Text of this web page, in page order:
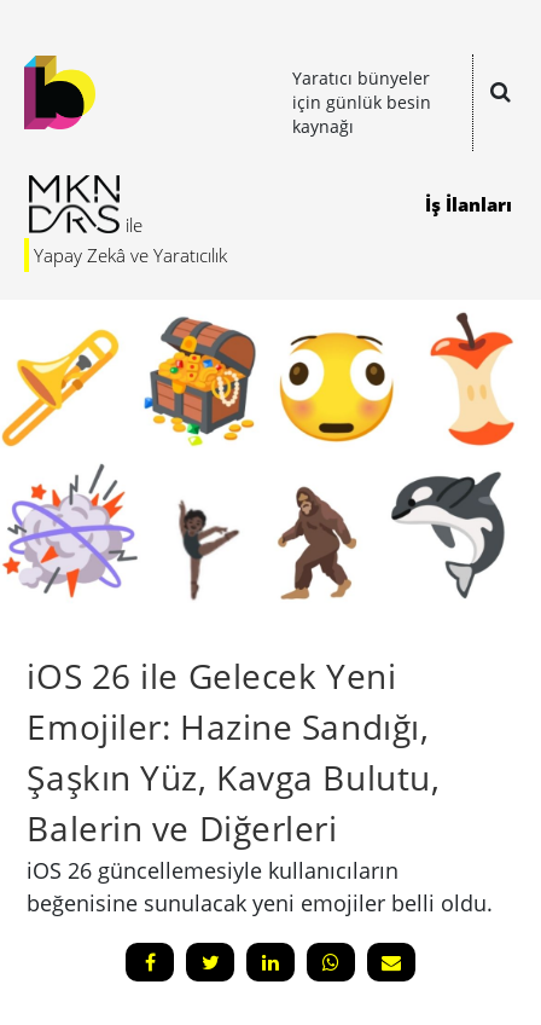
Yaratıcı bünyeler
için günlük besin
kaynağı
Yapay Zekâ ve Yaratıcılık
İş İlanları
iOS 26 ile Gelecek Yeni
Emojiler: Hazine Sandığı,
Şaşkın Yüz, Kavga Bulutu,
Balerin ve Diğerleri
iOS 26 güncellemesiyle kullanıcıların
beğenisine sunulacak yeni emojiler belli oldu.